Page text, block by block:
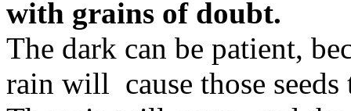
with grains of doubt.
The dark can be patient,
rain will cause those seeds